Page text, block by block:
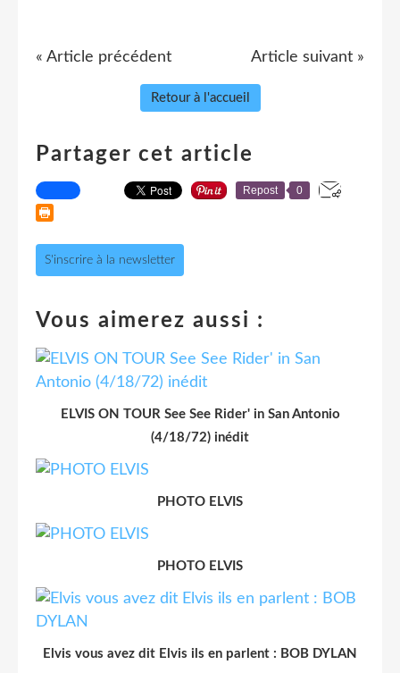
« Article précédent Article suivant »
Retour à l'accueil
Partager cet article
Repost 0
S'inscrire à la newsletter
Vous aimerez aussi :
ELVIS ON TOUR See See Rider' in San Antonio
(4/18/72) inédit
PHOTO ELVIS
PHOTO ELVIS
Elvis vous avez dit Elvis ils en parlent : BOB DYLAN